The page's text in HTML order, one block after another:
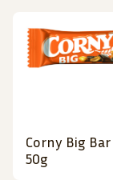
Corny Big
50g